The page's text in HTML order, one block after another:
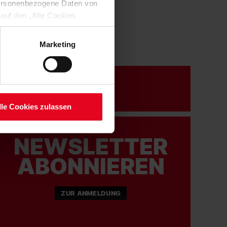
Daten von
den „Alle Cookies
Verarbeitung Ihrer
Art. 6 Abs. 1 lit. a DSGVO
Ihre etwaig erteilten
Marketing
Cookies zulassen
NEWSLETTER
ABONNIEREN
ZUR ANMELDUNG